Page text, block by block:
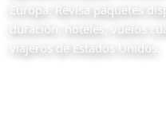
Europa. Revisa paquetes
duración, hoteles, vuelos
viajeros de Estados Unidos.